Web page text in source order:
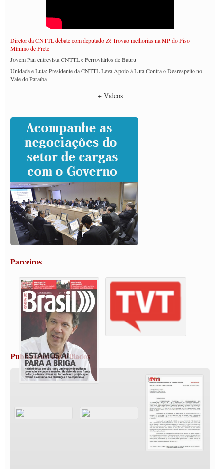
Diretor da CNTTL debate com deputado Zé Trovão melhorias na MP do Piso
Mínimo de Frete
Jovem Pan entrevista CNTTL e Ferroviários de Bauru
Unidade e Luta: Presidente da CNTTL Leva Apoio à Luta Contra o Desrespeito no
Vale do Paraíba
Caminhoneiros prometem paralisação e cobram diálogo com Lula
CNTTL e lideranças de caminhoneiros participam de debate sobre saúde nas
rodovias
Paulinho e Litti debatem política global para transporte rodoviário de cargas na
SUTCRA no Uruguai
Grande Conquista da Categoria transporte de Cargas e Caminhoneiros Autonomos
ENCONTRO INTERNACIONAL EM APOIO A CLASSE TRABALHADORA
DO BRASIL E A ELEIÇÃO 2022
Carta às Brasileiras e aos Brasileiros em Defesa do Estado Democrático de Direito
Paulinho, presidente da CNTTL, faz balanço do 3º Congresso da CNTTL
Caminhoneiros aprovam greve a partir do 1º de novembro
Rodoviários de Feira Santana fazem Assembleia para avaliar proposta de reajuste
salarial
Vacina Já: Lockdown de 24 horas dos trabalhadores em transportes está mantido,
Condutores de Guarulhos farão greve sanitária nesta terça-feira (20)
Paralisação dos Caminhoneiros na #BR285, entrocamento que liga o Mercosul ao
Rio Grande
Caminhoneiros bloqueiam duas faixas na Castello Branco e fazem protesto
Modal-Live #13 Aumento da Violência Contra Mulher e o Adoecimento da Classe
Trabalhadora em Tempos de Pandemia
MODAL-LIVE#12 POLÍTICAS PÚBLICAS DE TRANSPORTE PARA A
CLASSE TRABALHADORA E ELEIÇÕES NA PANDEMIA
MODAL-LIVE#11 POLÍTICAS PÚBLICAS DE TRANSPORTE
JUVENTUDE DO TRANSPORTE: POR QUE DEVEMOS NOS ORGANIZAR?
Fabio Primo testa positivo para Coronavírus, mas está bem de saúde
Modal-Live#9 Quais são os direitos dos trabalhador@s que contraem a Covid-19 na
Participe da Campanha Fora Bolsonaro
CNTTL e FECOOTAC apoiam Campanha de testes de COVID-19 para
MODAL-LIVE#8 - Lideranças sindicais da CNTTL, CGTB e dos caminhoneiros
+ Vídeos
Parceiros
Publicações dos Filiados